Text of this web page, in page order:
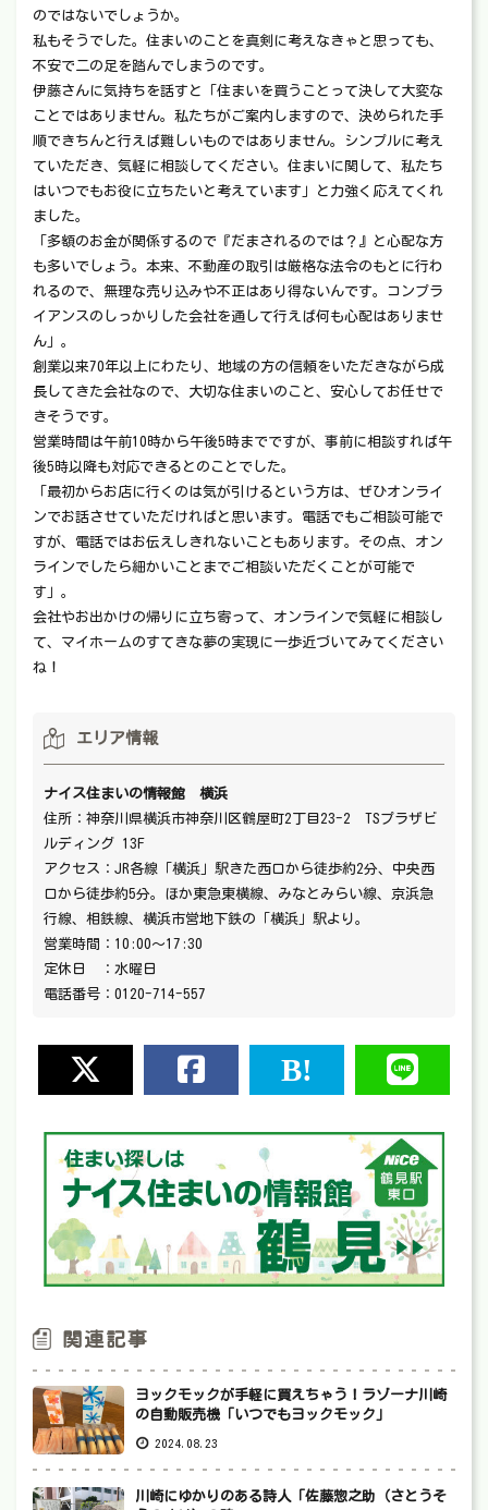
のではないでしょうか。
私もそうでした。住まいのことを真剣に考えなきゃと思っても、
不安で二の足を踏んでしまうのです。
伊藤さんに気持ちを話すと「住まいを買うことって決して大変な
ことではありません。私たちがご案内しますので、決められた手
順できちんと行えば難しいものではありません。シンプルに考え
ていただき、気軽に相談してください。住まいに関して、私たち
はいつでもお役に立ちたいと考えています」と力強く応えてくれ
ました。
「多額のお金が関係するので『だまされるのでは？』と心配な方
も多いでしょう。本来、不動産の取引は厳格な法令のもとに行わ
れるので、無理な売り込みや不正はあり得ないんです。コンプラ
イアンスのしっかりした会社を通して行えば何も心配はありませ
ん」。
創業以来70年以上にわたり、地域の方の信頼をいただきながら成
長してきた会社なので、大切な住まいのこと、安心してお任せで
きそうです。
営業時間は午前10時から午後5時までですが、事前に相談すれば午
後5時以降も対応できるとのことでした。
「最初からお店に行くのは気が引けるという方は、ぜひオンライ
ンでお話させていただければと思います。電話でもご相談可能で
すが、電話ではお伝えしきれないこともあります。その点、オン
ラインでしたら細かいことまでご相談いただくことが可能で
す」。
会社やお出かけの帰りに立ち寄って、オンラインで気軽に相談し
て、マイホームのすてきな夢の実現に一歩近づいてみてください
ね！
エリア情報
ナイス住まいの情報館 横浜
住所：神奈川県横浜市神奈川区鶴屋町2丁目23-2 TSプラザビ
ルディング 13F
アクセス：JR各線「横浜」駅きた西口から徒歩約2分、中央西
口から徒歩約5分。ほか東急東横線、みなとみらい線、京浜急
行線、相鉄線、横浜市営地下鉄の「横浜」駅より。
営業時間：10:00～17:30
定休日 ：水曜日
電話番号：0120-714-557
関連記事
ヨックモックが手軽に買えちゃう！ラゾーナ川崎
の自動販売機「いつでもヨックモック」
2024.08.23
川崎にゆかりのある詩人「佐藤惣之助（さとうそ